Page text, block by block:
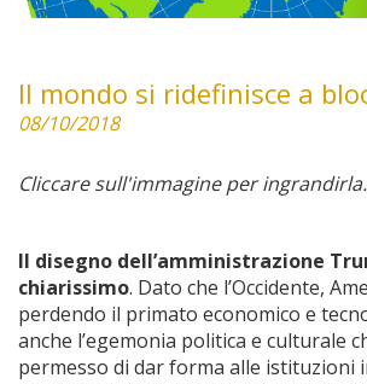
Il mondo si ridefinisce a
08/10/2018
Cliccare sull'immagine per ingrandirla.
Il disegno dell’amministrazione
chiarissimo. Dato che l’Occidente,
perdendo il primato economico e
anche l’egemonia politica e culturale
permesso di dar forma alle istituzioni